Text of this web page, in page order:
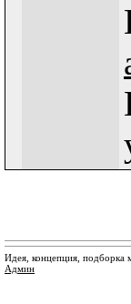
Идея, концепция, подборка
Админ